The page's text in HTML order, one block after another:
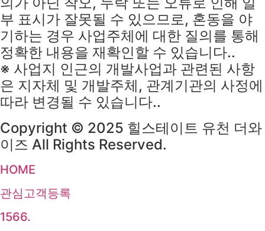
부 표시가 잘못될 수 있으므로, 혼동을 야
기하는 경우 사업주체에 대한 질의를 통해
정확한 내용을 재확인할 수 있습니다..
※ 사업지 인근의 개발사업과 관련된 사항
은 지자체 및 개발주체, 관계기관의 사정에
따라 변경될 수 있습니다..
Copyright © 2025 힐스테이트 유천 더와
이즈 All Rights Reserved.
HOME
관심고객등록
1566.